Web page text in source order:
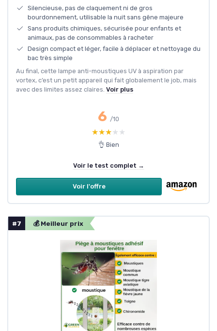
Silencieuse, pas de claquement ni de gros
bourdonnement, utilisable la nuit sans gêne majeure
Sans produits chimiques, sécurisée pour enfants et
animaux, pas de consommables à racheter
Design compact et léger, facile à déplacer et nettoyage du
bac très simple
Au final, cette lampe anti-moustiques UV à aspiration par
vortex, c’est un petit appareil qui fait globalement le job, mais
avec des limites assez claires. Voir plus
6 /10
★★★★★
★★★★★
👌 Bien
Voir le test complet →
Voir l'offre
#7 💰 Meilleur prix